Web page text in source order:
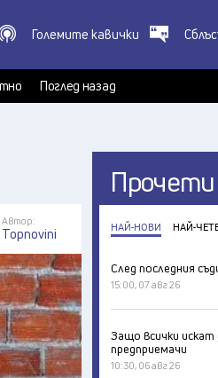
X
Големите кавички
Поглед назад
Автор:
Topnovini НАЙ-НОВИ НАЙ-
След последния
15:00, 07 авг 26
Защо всички искат
предприемачи
10:30, 06 авг 26